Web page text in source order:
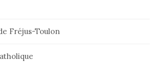
Fréjus-Toulon